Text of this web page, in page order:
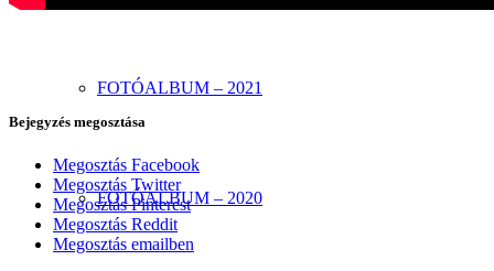
FOTÓALBUM – 2021
FOTÓALBUM – 2020
Bejegyzés megosztása
Megosztás Facebook
Megosztás Twitter
Megosztás Pinterest
Megosztás Reddit
Megosztás emailben